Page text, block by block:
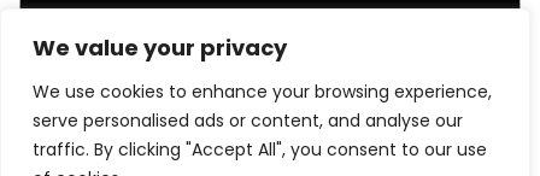
We value your privacy
We use cookies to enhance your browsing experience,
serve personalised ads or content, and analyse our
traffic. By clicking "Accept All", you consent to our use